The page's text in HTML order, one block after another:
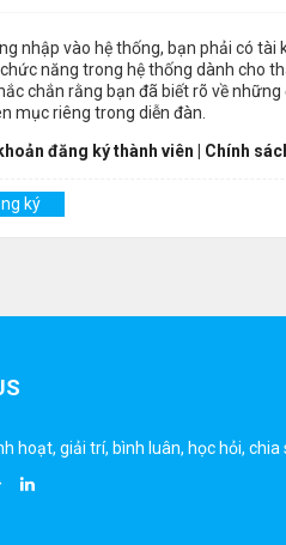
nhập vào hệ thống, bạn phải có
năng trong hệ thống dành cho
chắn rằng bạn đã biết rõ về
mục riêng trong diễn đàn.
đăng ký thành viên
Chính
ký
hoạt, giải trí, bình luân, học hỏi, chia